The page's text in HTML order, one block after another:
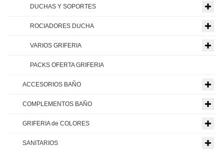
DUCHAS Y SOPORTES
ROCIADORES DUCHA
VARIOS GRIFERIA
PACKS OFERTA GRIFERIA
ACCESORIOS BAÑO
COMPLEMENTOS BAÑO
GRIFERIA de COLORES
SANITARIOS